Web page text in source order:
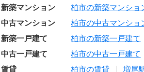
新築マンション 柏市の新築マンショ
中古マンション
柏市の中古マンショ
新築一戸建て
柏市の新築一戸建て
中古一戸建て
柏市の中古一戸建て
賃貸
柏市の賃貸 増尾